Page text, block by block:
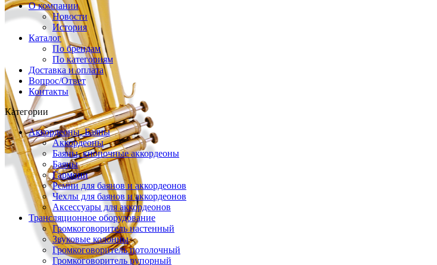
О компании
Новости
История
Каталог
По брендам
По категориям
Доставка и оплата
Вопрос/Ответ
Контакты
Категории
Аккордеоны, Баяны
Аккордеоны
Баяны, кнопочные аккордеоны
Баяны
Гармони
Ремни для баянов и аккордеонов
Чехлы для баянов и аккордеонов
Аксессуары для аккордеонов
Трансляционное оборудование
Громкоговоритель настенный
Звуковые колонны
Громкоговоритель потолочный
Громкоговоритель рупорный